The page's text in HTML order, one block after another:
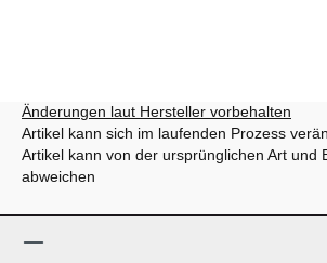
Änderungen laut Hersteller vorbehalten
Artikel kann sich im laufenden Prozess
Artikel kann von der ursprünglichen Art und
abweichen